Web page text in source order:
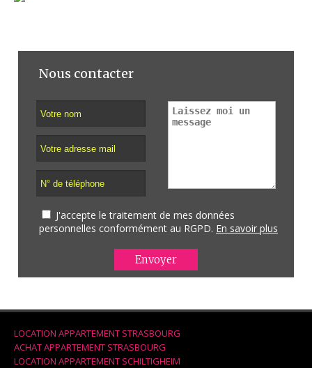
Nous contacter
J'accepte le traitement de mes données
personnelles conformément au RGPD. En savoir plus
LOCATION APPARTEMENT STRASBOURG
ACHAT APPARTEMENT STRASBOURG
LOCATION APPARTEMENT SCHILTIGHEIM